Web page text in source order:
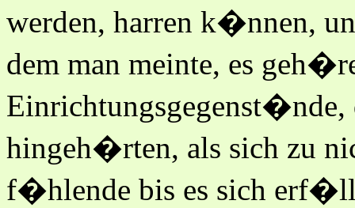
werden, harren k�nnen,
dem man meinte, es
Einrichtungsgegenst�nde,
hingeh�rten, als sich zu
f�hlende bis es sich